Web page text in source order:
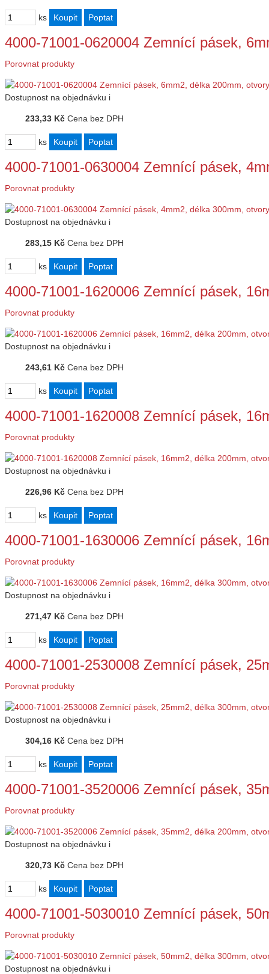
ks
4000-71001-0620004 Zemnící pásek,
Porovnat produkty
Dostupnost na objednávku i
233,33 Kč Cena bez DPH
ks
4000-71001-0630004 Zemnící pásek,
Porovnat produkty
Dostupnost na objednávku i
283,15 Kč Cena bez DPH
ks
4000-71001-1620006 Zemnící pásek,
Porovnat produkty
Dostupnost na objednávku i
243,61 Kč Cena bez DPH
ks
4000-71001-1620008 Zemnící pásek,
Porovnat produkty
Dostupnost na objednávku i
226,96 Kč Cena bez DPH
ks
4000-71001-1630006 Zemnící pásek,
Porovnat produkty
Dostupnost na objednávku i
271,47 Kč Cena bez DPH
ks
4000-71001-2530008 Zemnící pásek,
Porovnat produkty
Dostupnost na objednávku i
304,16 Kč Cena bez DPH
ks
4000-71001-3520006 Zemnící pásek,
Porovnat produkty
Dostupnost na objednávku i
320,73 Kč Cena bez DPH
ks
4000-71001-5030010 Zemnící pásek,
Porovnat produkty
Dostupnost na objednávku i